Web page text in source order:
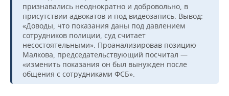
признавались неоднократно и добровольно, в
присутствии адвокатов и под видеозапись. Вывод:
«Доводы, что показания даны под давлением
сотрудников полиции, суд считает
несостоятельными». Проанализировав позицию
Малкова, председательствующий посчитал —
«изменить показания он был вынужден после
общения с сотрудниками ФСБ».